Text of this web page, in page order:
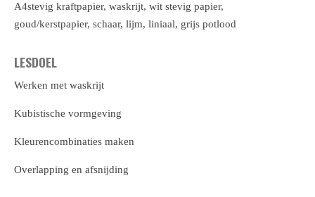
A4stevig kraftpapier, waskrijt, wit stevig papier,
goud/kerstpapier, schaar, lijm, liniaal, grijs potlood
LESDOEL
Werken met waskrijt
Kubistische vormgeving
Kleurencombinaties maken
Overlapping en afsnijding